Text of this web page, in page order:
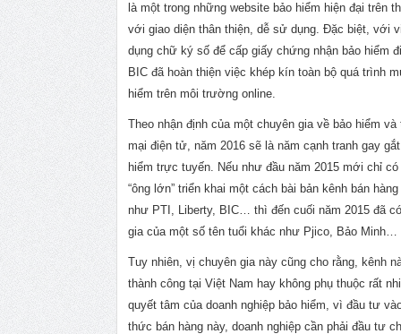
là một trong những website bảo hiểm hiện đại trên
với giao diện thân thiện, dễ sử dụng. Đặc biệt, với
dụng chữ ký số để cấp giấy chứng nhận bảo hiểm
BIC đã hoàn thiện việc khép kín toàn bộ quá trình
hiểm trên môi trường online.
Theo nhận định của một chuyên gia về bảo hiểm
mại điện tử, năm 2016 sẽ là năm cạnh tranh gay
hiểm trực tuyến. Nếu như đầu năm 2015 mới chỉ
“ông lớn” triển khai một cách bài bản kênh bán
như PTI, Liberty, BIC… thì đến cuối năm 2015 đã
gia của một số tên tuổi khác như Pjico, Bảo Minh…
Tuy nhiên, vị chuyên gia này cũng cho rằng, kênh
thành công tại Việt Nam hay không phụ thuộc rất
quyết tâm của doanh nghiệp bảo hiểm, vì đầu tư
thức bán hàng này, doanh nghiệp cần phải đầu tư